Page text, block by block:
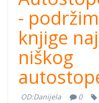
-
knjige
niškog
OD:Danijela 0